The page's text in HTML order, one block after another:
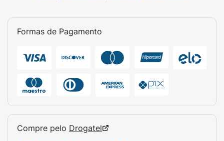
Formas de Pagamento
Compre pelo Drogatel